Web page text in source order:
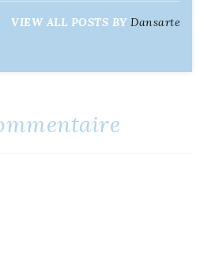
VIEW ALL POSTS BY Dansarte